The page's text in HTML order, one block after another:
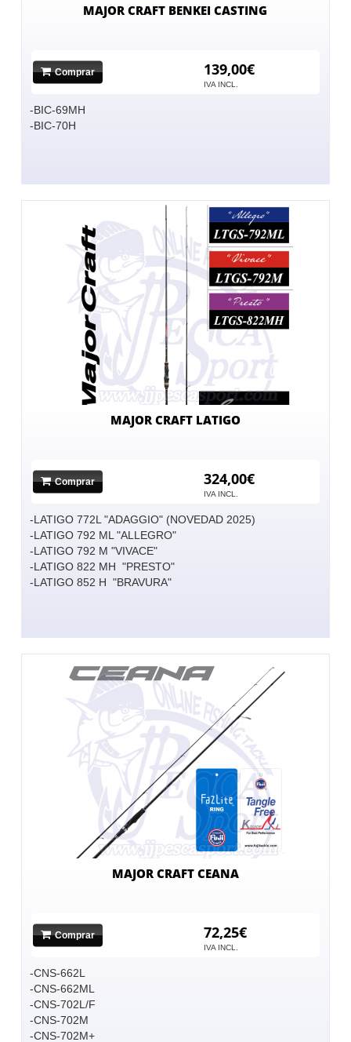
MAJOR CRAFT BENKEI CASTING
Comprar 139,00€
IVA INCL.
-BIC-69MH
-BIC-70H
MAJOR CRAFT LATIGO
Comprar 324,00€
IVA INCL.
-LATIGO 772L "ADAGGIO" (NOVEDAD 2025)
-LATIGO 792 ML "ALLEGRO"
-LATIGO 792 M "VIVACE"
-LATIGO 822 MH "PRESTO"
-LATIGO 852 H "BRAVURA"
MAJOR CRAFT CEANA
Comprar 72,25€
IVA INCL.
-CNS-662L
-CNS-662ML
-CNS-702L/F
-CNS-702M
-CNS-702M+